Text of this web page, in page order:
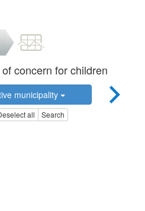
concern for children
municipality
all Search